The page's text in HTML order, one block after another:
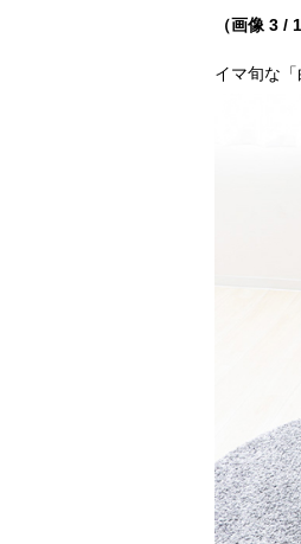
（画像 3 /
イマ旬な